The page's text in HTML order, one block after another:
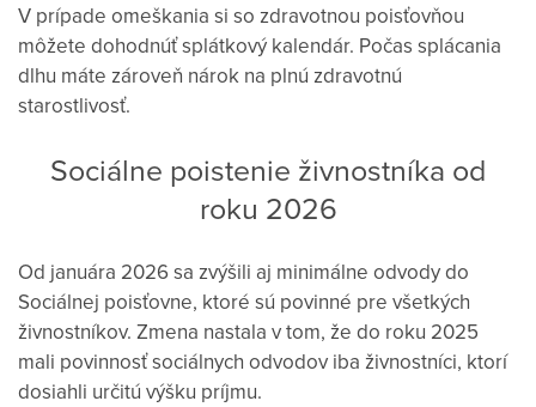
V prípade omeškania si so zdravotnou poisťovňou
môžete dohodnúť splátkový kalendár. Počas splácania
dlhu máte zároveň nárok na plnú zdravotnú
starostlivosť.
Sociálne poistenie živnostníka od
roku 2026
Od januára 2026 sa zvýšili aj minimálne odvody do
Sociálnej poisťovne, ktoré sú povinné pre všetkých
živnostníkov. Zmena nastala v tom, že do roku 2025
mali povinnosť sociálnych odvodov iba živnostníci, ktorí
dosiahli určitú výšku príjmu.